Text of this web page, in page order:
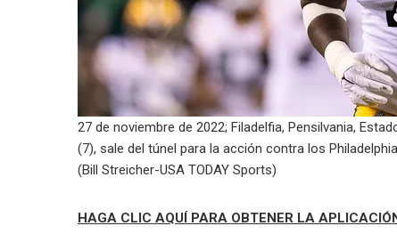
27 de noviembre de 2022; Filadelfia, Pensilvania,
(7), sale del túnel para la acción contra los
(Bill Streicher-USA TODAY Sports)
HAGA CLIC AQUÍ PARA OBTENER LA